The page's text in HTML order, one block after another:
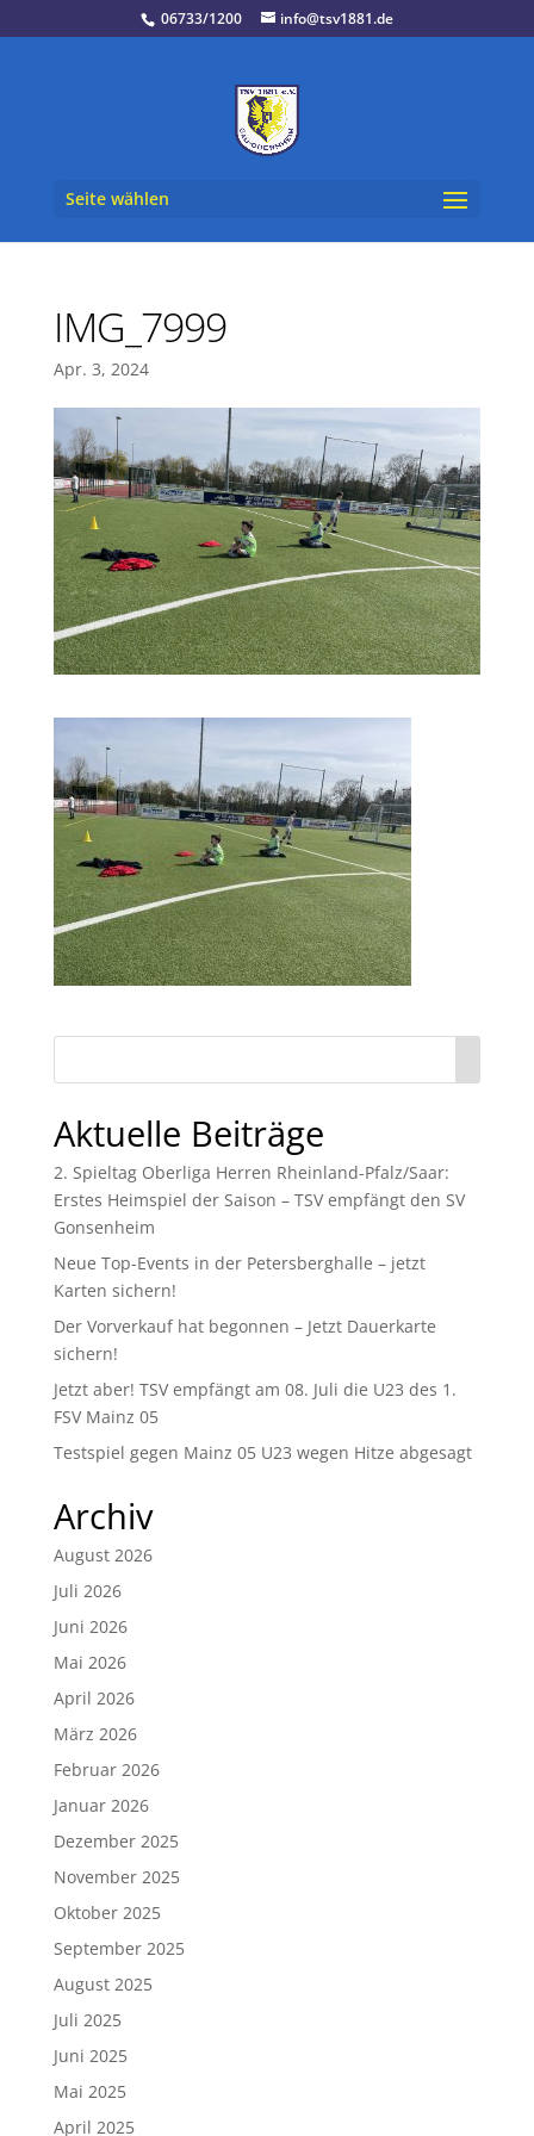
06733/1200 info@tsv1881.de
Seite wählen
IMG_7999
Apr. 3, 2024
Aktuelle Beiträge
2. Spieltag Oberliga Herren Rheinland-Pfalz/Saar:
Erstes Heimspiel der Saison – TSV empfängt den SV
Gonsenheim
Neue Top-Events in der Petersberghalle – jetzt
Karten sichern!
Der Vorverkauf hat begonnen – Jetzt Dauerkarte
sichern!
Jetzt aber! TSV empfängt am 08. Juli die U23 des 1.
FSV Mainz 05
Testspiel gegen Mainz 05 U23 wegen Hitze abgesagt
Archiv
August 2026
Juli 2026
Juni 2026
Mai 2026
April 2026
März 2026
Februar 2026
Januar 2026
Dezember 2025
November 2025
Oktober 2025
September 2025
August 2025
Juli 2025
Juni 2025
Mai 2025
April 2025